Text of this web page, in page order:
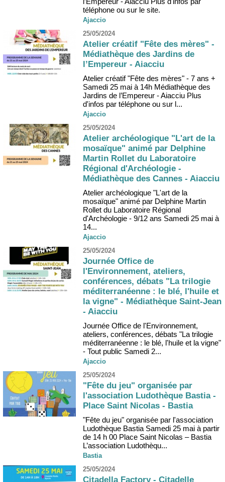
téléphone ou sur le site.
Ajaccio
25/05/2024
Atelier créatif "Fête des mères" -
Médiathèque des Jardins de
l’Empereur - Aiacciu
Atelier créatif "Fête des mères" - 7 ans +
Samedi 25 mai à 14h Médiathèque des
Jardins de l’Empereur - Aiacciu Plus
d'infos par téléphone ou sur l...
Ajaccio
25/05/2024
Atelier archéologique "L'art de la
mosaïque" animé par Delphine
Martin Rollet du Laboratoire
Régional d'Archéologie -
Médiathèque des Cannes - Aiacciu
Atelier archéologique "L'art de la
mosaïque" animé par Delphine Martin
Rollet du Laboratoire Régional
d'Archéologie - 9/12 ans Samedi 25 mai à
14...
Ajaccio
25/05/2024
Journée Office de
l'Environnement, ateliers,
conférences, débats "La trilogie
méditerranéenne : le blé, l'huile et
la vigne" - Médiathèque Saint-Jean
- Aiacciu
Journée Office de l'Environnement,
ateliers, conférences, débats "La trilogie
méditerranéenne : le blé, l'huile et la vigne"
- Tout public Samedi 2...
Ajaccio
25/05/2024
"Fête du jeu" organisée par
l'association Ludothèque Bastia -
Place Saint Nicolas - Bastia
"Fête du jeu" organisée par l'association
Ludothèque Bastia Samedi 25 mai à partir
de 14 h 00 Place Saint Nicolas – Bastia
L’association Ludothèqu...
Bastia
25/05/2024
Citadella Factory - Citadelle